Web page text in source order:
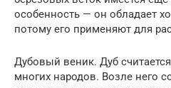
особенность — он обладает
потому его применяют для
Дубовый веник. Дуб
многих народов. Возле него